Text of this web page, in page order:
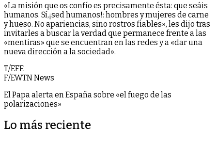
«La misión que os confío es precisamente ésta: que seáis
humanos. Sí,¡sed humanos!: hombres y mujeres de carne
y hueso. No apariencias, sino rostros fiables», les dijo tras
invitarles a buscar la verdad que permanece frente a las
«mentiras» que se encuentran en las redes y a «dar una
nueva dirección a la sociedad».
T/EFE
F/EWTN News
El Papa alerta en España sobre «el fuego de las
polarizaciones»
Lo más reciente